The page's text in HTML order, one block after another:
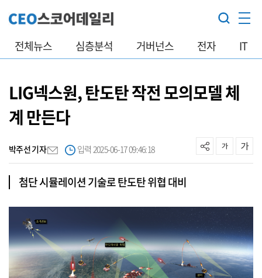
전체뉴스 심층분석 거버넌스 전자 IT
LIG넥스원, 탄도탄 작전 모의모델 체
계 만든다
박주선 기자 입력 2025-06-17 09:46:18
첨단 시뮬레이션 기술로 탄도탄 위협 대비